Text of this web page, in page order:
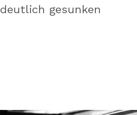
deutlich gesunken